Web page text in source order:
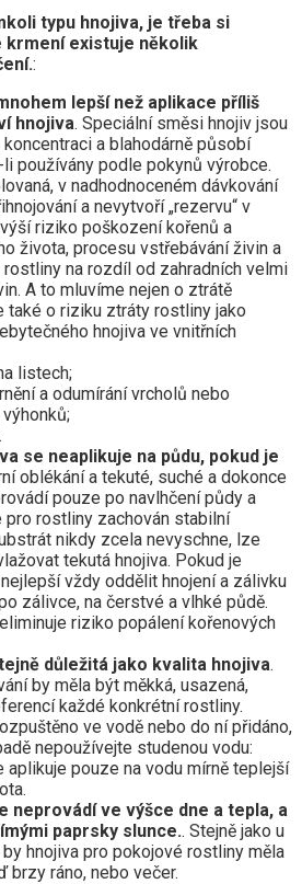
typu hnojiva, je třeba si
krmení existuje několik
:
lepší než aplikace příliš
hnojiva. Speciální směsi hnojiv jsou
a blahodárně působí
používány podle pokynů výrobce.
v nadhodnoceném dávkování
a nevytvoří „rezervu“ v
riziko poškození kořenů a
života, procesu vstřebávání živin a
na rozdíl od zahradních velmi
A to mluvíme nejen o ztrátě
také o riziku ztráty rostliny jako
hnojiva ve vnitřních
listech;
a odumírání vrcholů nebo
se neaplikuje na půdu, pokud je
oblékání a tekuté, suché a dokonce
pouze po navlhčení půdy a
pro rostliny zachován stabilní
nikdy zcela nevyschne, lze
tekutá hnojiva. Pokud je
vždy oddělit hnojení a zálivku
zálivce, na čerstvé a vlhké půdě.
riziko popálení kořenových
důležitá jako kvalita hnojiva.
by měla být měkká, usazená,
každé konkrétní rostliny.
ve vodě nebo do ní přidáno,
nepoužívejte studenou vodu:
aplikuje pouze na vodu mírně teplejší
neprovádí ve výšce dne a tepla, a
paprsky slunce.. Stejně jako u
hnojiva pro pokojové rostliny měla
brzy ráno, nebo večer.